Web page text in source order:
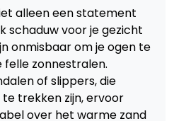
alleen een statement
schaduw voor je gezicht
onmisbaar om je ogen te
zonnestralen.
of slippers, die
trekken zijn, ervoor
over het warme zand